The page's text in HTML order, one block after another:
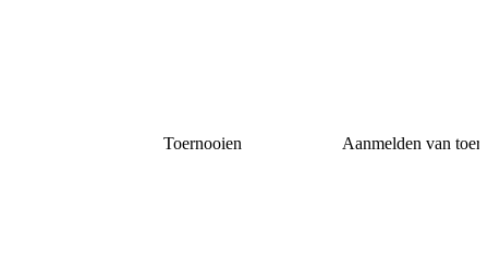
Toernooien Aanmelden van